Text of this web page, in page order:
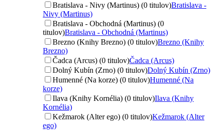
Bratislava - Nivy (Martinus) (0 titulov)Bratislava -
Nivy (Martinus)
Bratislava - Obchodná (Martinus) (0
titulov)Bratislava - Obchodná (Martinus)
Brezno (Knihy Brezno) (0 titulov)Brezno (Knihy
Brezno)
Čadca (Arcus) (0 titulov)Čadca (Arcus)
Dolný Kubín (Zrno) (0 titulov)Dolný Kubín (Zrno)
Humenné (Na korze) (0 titulov)Humenné (Na
korze)
Ilava (Knihy Kornélia) (0 titulov)Ilava (Knihy
Kornélia)
Kežmarok (Alter ego) (0 titulov)Kežmarok (Alter
ego)